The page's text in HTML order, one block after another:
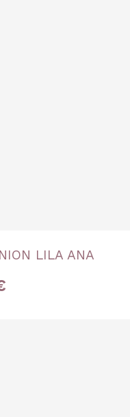
Nº 37 Nº 38
LILA ANA